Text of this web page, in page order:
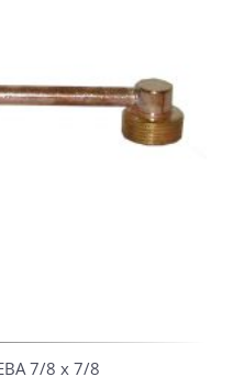
7/8 x 7/8